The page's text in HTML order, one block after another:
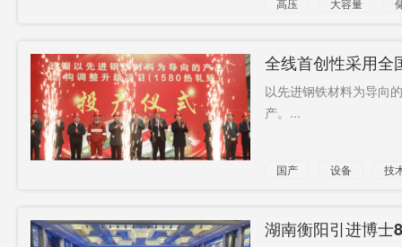
高压 大容量
全线首创性采用全
以先进钢铁材料为导向
产。...
国产 设备 技
湖南衡阳引进博士